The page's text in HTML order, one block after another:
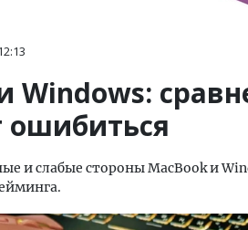
Windows:
ошибиться
и слабые стороны MacBook и